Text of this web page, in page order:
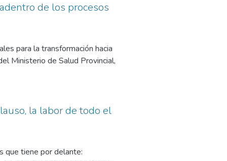
de los procesos
para la transformación hacia
Ministerio de Salud Provincial,
la labor de todo el
que tiene por delante: